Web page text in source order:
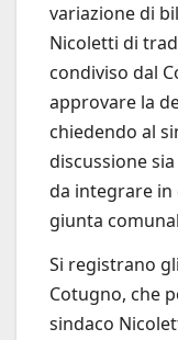
variazione di
Nicoletti di
condiviso dal
approvare la
chiedendo al
discussione
da integrare in
giunta
Si registrano
Cotugno, che
sindaco